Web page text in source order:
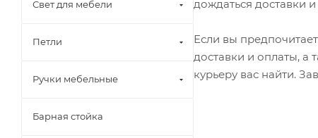
дождаться доставки
Если вы
доставки и оплаты, а
курьеру вас найти.
Свет для мебели
Петли
Ручки мебельные
Барная стойка